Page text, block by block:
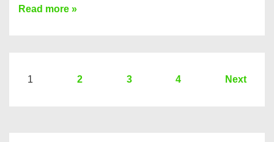
Sie
Hier
Read more »
Seitennummerierung
1 2 3 4 Next